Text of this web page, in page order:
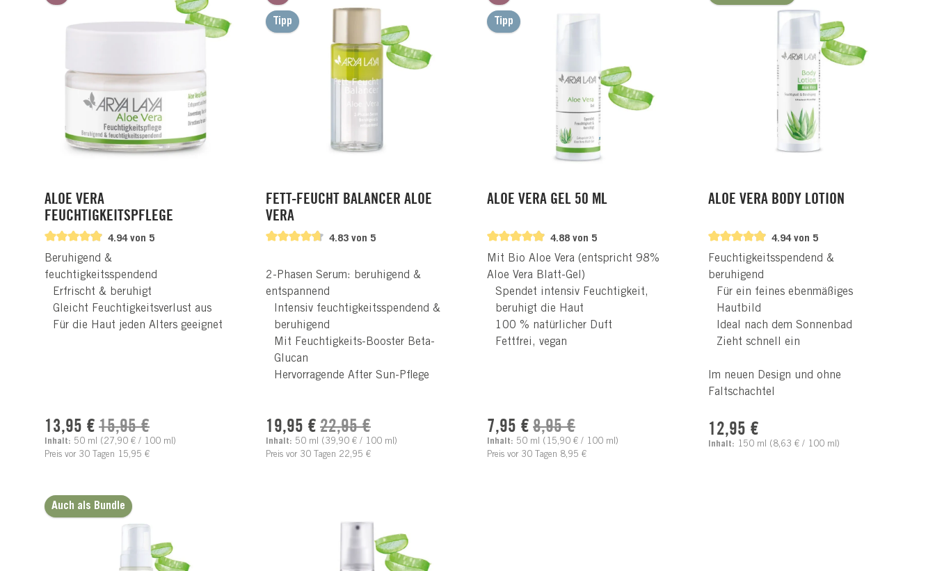
4.94 von 5
ALOE VERA
FEUCHTIGKEITSPFLEGE
Beruhigend &
feuchtigkeitsspendend
Erfrischt & beruhigt
Gleicht Feuchtigkeitsverlust aus
Für die Haut jeden Alters geeignet
Inhalt: 50 ml (27,90 € / 100 ml)
Preis vor 30 Tagen 15,95 €
13,95 €Regulärer Preis:
15,95 €
Tipp
4.83 von 5
FETT-FEUCHT BALANCER ALOE
VERA
2-Phasen Serum: beruhigend &
entspannend
Intensiv feuchtigkeitsspendend &
beruhigend
Mit Feuchtigkeits-Booster Beta-
Glucan
Hervorragende After Sun-Pflege
Inhalt: 50 ml (39,90 € / 100 ml)
Preis vor 30 Tagen 22,95 €
19,95 €Regulärer Preis:
22,95 €
Tipp
4.88 von 5
ALOE VERA GEL 50 ML
Mit Bio Aloe Vera (entspricht 98%
Aloe Vera Blatt-Gel)
Spendet intensiv Feuchtigkeit,
beruhigt die Haut
100 % natürlicher Duft
Fettfrei, vegan
Inhalt: 50 ml (15,90 € / 100 ml)
Preis vor 30 Tagen 8,95 €
7,95 €Regulärer Preis:
8,95 €
4.94 von 5
ALOE VERA BODY LOTION
Feuchtigkeitsspendend &
beruhigend
Für ein feines ebenmäßiges
Hautbild
Ideal nach dem Sonnenbad
Zieht schnell ein
Im neuen Design und ohne
Faltschachtel
Inhalt: 150 ml (8,63 € / 100 ml)
12,95 €
Auch als Bundle